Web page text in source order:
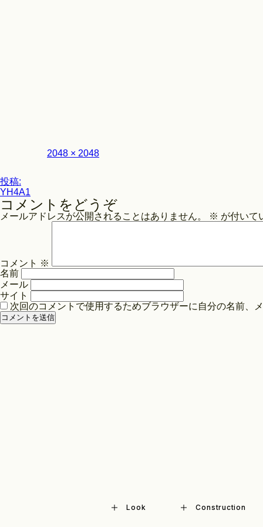
フ
2048 × 2048
投
稿
ナ
ビ
シ
ョ
ン
投稿:
YH4A1
コメントをどうぞ
メールアドレスが公開されることはありません。 ※ が付いて
コメント ※
名前
メール
サイト
次回のコメントで使用するためブラウザーに自分の名前、
Look Construction